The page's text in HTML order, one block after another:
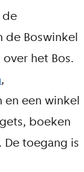
de
de Boswinkel
het Bos.
,
een winkel
boeken
De toegang is